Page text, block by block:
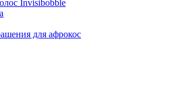
Invisibobble
для афрокос